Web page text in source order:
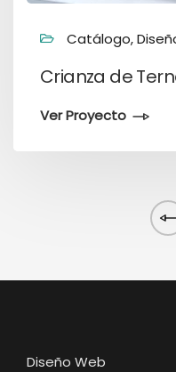
Catálogo,
Crianza de
Ver Proyecto
Diseño Web